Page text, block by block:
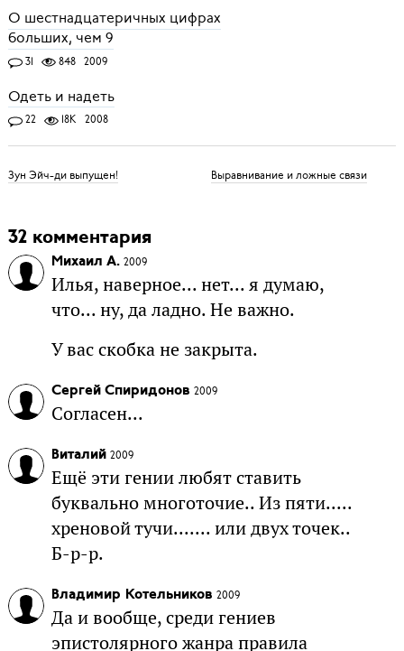
О шестнадцатеричных цифрах
больших, чем 9
31 848 2009
Одеть и надеть
22 18K 2008
Зун Эйч-ди выпущен! Выравнивание и ложные связи
32 комментария
Михаил А. 2009
Илья, наверное... нет... я думаю,
что... ну, да ладно. Не важно.
У вас скобка не закрыта.
Сергей Спиридонов 2009
Согласен...
Виталий 2009
Ещё эти гении любят ставить
буквально многоточие.. Из пяти.....
хреновой тучи....... или двух точек..
Б-р-р.
Владимир Котельников 2009
Да и вообще, среди гениев
эпистолярного жанра правила